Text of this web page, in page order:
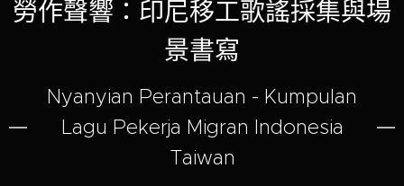
勞作聲響：印尼移工歌謠採集與場
景書寫
Nyanyian Perantauan - Kumpulan
Lagu Pekerja Migran Indonesia
Taiwan